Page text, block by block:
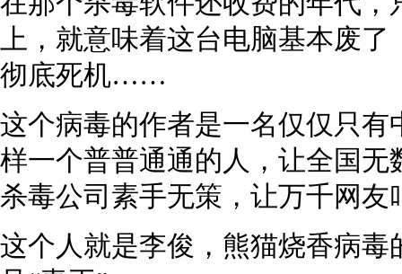
上，就意味着这台电脑基本废
彻底死机……
这个病毒的作者是一名仅仅只
样一个普普通通的人，让全国
杀毒公司素手无策，让万千网友
这个人就是李俊，熊猫烧香病